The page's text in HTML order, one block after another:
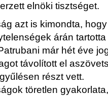
elnöki tisztséget.
azt is kimondta,
árán
már hét éve
távolított el
részt vett.
töretlen